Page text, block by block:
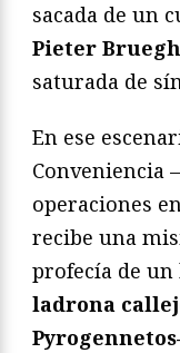
sacada de un
Pieter
saturada de
En ese
Conveniencia
operaciones
recibe una
profecía de un
ladrona